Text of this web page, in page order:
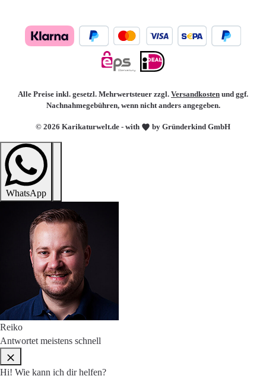
© 2026 Karikaturwelt.de - with by Gründerkind GmbH
Alle Preise inkl. gesetzl. Mehrwertsteuer zzgl. Versandkosten und ggf.
Nachnahmegebühren, wenn nicht anders angegeben.
WhatsApp
Reiko
Antwortet meistens schnell
Hi! Wie kann ich dir helfen?